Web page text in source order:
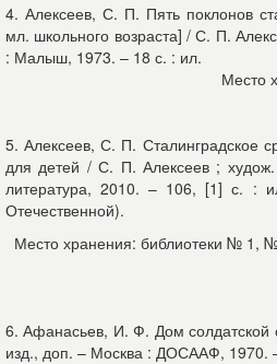
4. Алексеев, С. П. Пять поклонов
мл. школьного возраста] / С. П.
: Малыш, 1973. – 18 с. : ил.
Место
5. Алексеев, С. П. Сталинградское
для детей / С. П. Алексеев ;
литература, 2010. – 106, [1] с. :
Отечественной).
Место хранения: библиотеки №
6. Афанасьев, И. Ф. Дом
изд., доп. – Москва : ДОСААФ, 1970.